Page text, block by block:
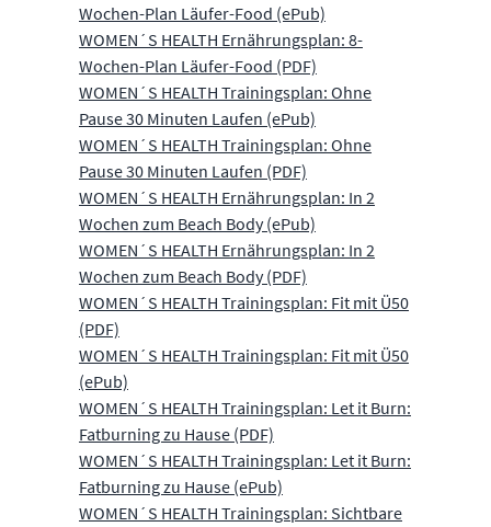
Wochen-Plan Läufer-Food (ePub)
WOMEN´S HEALTH Ernährungsplan: 8-
Wochen-Plan Läufer-Food (PDF)
WOMEN´S HEALTH Trainingsplan: Ohne
Pause 30 Minuten Laufen (ePub)
WOMEN´S HEALTH Trainingsplan: Ohne
Pause 30 Minuten Laufen (PDF)
WOMEN´S HEALTH Ernährungsplan: In 2
Wochen zum Beach Body (ePub)
WOMEN´S HEALTH Ernährungsplan: In 2
Wochen zum Beach Body (PDF)
WOMEN´S HEALTH Trainingsplan: Fit mit Ü50
(PDF)
WOMEN´S HEALTH Trainingsplan: Fit mit Ü50
(ePub)
WOMEN´S HEALTH Trainingsplan: Let it Burn:
Fatburning zu Hause (PDF)
WOMEN´S HEALTH Trainingsplan: Let it Burn:
Fatburning zu Hause (ePub)
WOMEN´S HEALTH Trainingsplan: Sichtbare